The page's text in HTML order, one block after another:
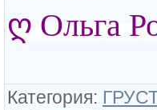
ღ Ольга
Категория: